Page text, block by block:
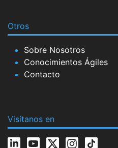
Otros
Sobre Nosotros
Conocimientos Ágiles
Contacto
Visítanos en